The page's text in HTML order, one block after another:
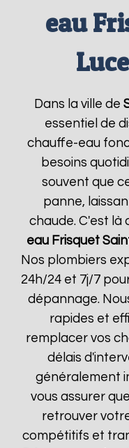
eau
Dans la ville de
essentiel de
chauffe-eau
besoins
souvent que
panne,
chaude. C'est là
eau Frisquet
Nos plombiers
24h/24 et 7j/7
dépannage.
rapides et
remplacer vos
délais
généralement
vous assurer
retrouver
compétitifs et